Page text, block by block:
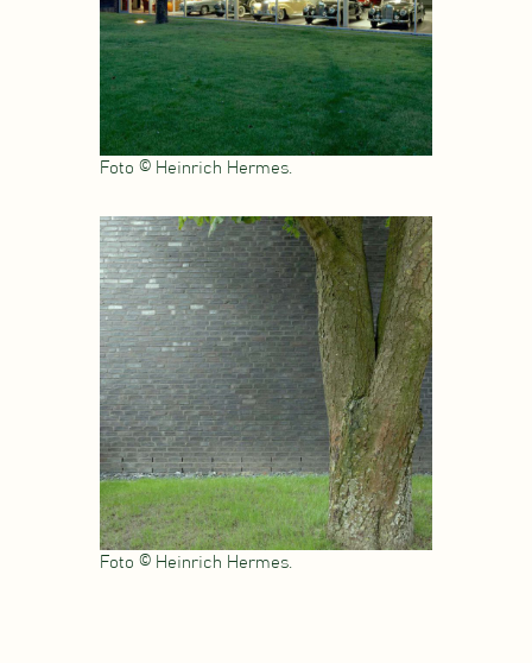
Foto © Heinrich Hermes.
Foto © Heinrich Hermes.